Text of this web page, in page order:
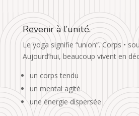
Revenir à l’unité.
Le yoga signifie “union”. Corps •
Aujourd’hui, beaucoup vivent en
un corps tendu
un mental agité
une énergie dispersée